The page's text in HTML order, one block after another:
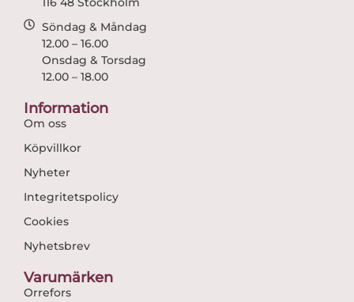
Söndag & Måndag
12.00 – 16.00
Onsdag & Torsdag
12.00 – 18.00
Information
Om oss
Köpvillkor
Nyheter
Integritetspolicy
Cookies
Nyhetsbrev
Varumärken
Orrefors